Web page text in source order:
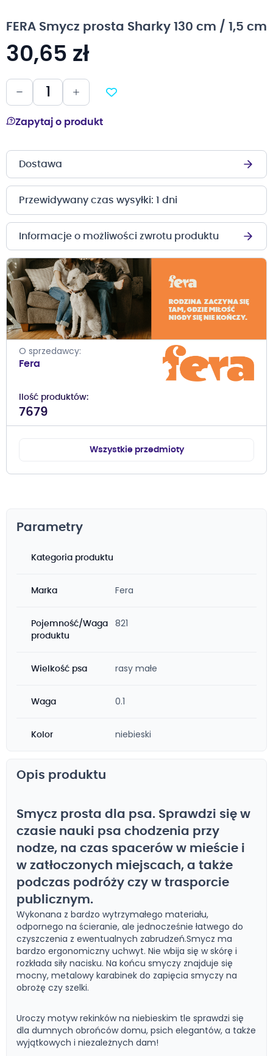
galerii
FERA Smycz prosta Sharky 130 cm / 1,5 cm
30,65 zł
Zapytaj o produkt
Dostawa
Przewidywany czas wysyłki: 1 dni
Informacje o możliwości zwrotu produktu
O sprzedawcy
Fera
Ilość produktów
7679
Wszystkie przedmioty
Parametry
Kategoria produktu
Marka Fera
Pojemność/Waga
produktu
821
Wielkość psa rasy małe
Waga 0.1
Kolor niebieski
Opis produktu
Smycz prosta dla psa. Sprawdzi się w
czasie nauki psa chodzenia przy
nodze, na czas spacerów w mieście i
w zatłoczonych miejscach, a także
podczas podróży czy w trasporcie
publicznym.
Wykonana z bardzo wytrzymałego materiału,
odpornego na ścieranie, ale jednocześnie łatwego do
czyszczenia z ewentualnych zabrudzeń.Smycz ma
bardzo ergonomiczny uchwyt. Nie wbija się w skórę i
rozkłada siły nacisku. Na końcu smyczy znajduje się
mocny, metalowy karabinek do zapięcia smyczy na
obrożę czy szelki.
Uroczy motyw rekinków na niebieskim tle sprawdzi się
dla dumnych obrońców domu, psich elegantów, a także
wyjątkowych i niezależnych dam!